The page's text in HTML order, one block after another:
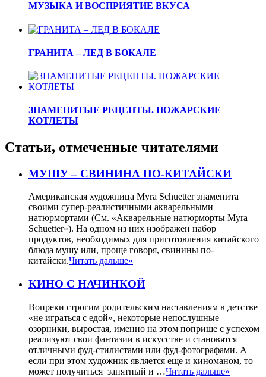
МУЗЫКА И ВОСПРИЯТИЕ ВКУСА
ГРАНИТА – ЛЕД В БОКАЛЕ
ЗНАМЕНИТЫЕ РЕЦЕПТЫ. ПОЖАРСКИЕ
КОТЛЕТЫ
Статьи, отмеченные читателями
МУШУ – СВИНИНА ПО-КИТАЙСКИ
Американская художница Myra Schuetter знаменита
своими супер-реалистичными акварельными
натюрмортами (См. «Акварельные натюрморты Myra
Schuetter»). На одном из них изображен набор
продуктов, необходимых для приготовления китайского
блюда мушу или, проще говоря, свинины по-
китайски.Читать дальше»
КИНО С НАЧИНКОЙ
Вопреки строгим родительским наставлениям в детстве
«не играться с едой», некоторые непослушные
озорники, выростая, именно на этом поприще с успехом
реализуют свои фантазии в искусстве и становятся
отличными фуд-стилистами или фуд-фотографами. А
если при этом художник является еще и киноманом, то
может получиться занятный и …Читать дальше»